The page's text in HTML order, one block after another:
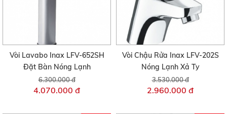
Vòi Lavabo Inax LFV-652SH
Đặt Bàn Nóng Lạnh
6.300.000 đ
4.070.000 đ
Vòi Chậu Rửa Inax LFV-202S
Nóng Lạnh Xả Ty
3.530.000 đ
2.960.000 đ